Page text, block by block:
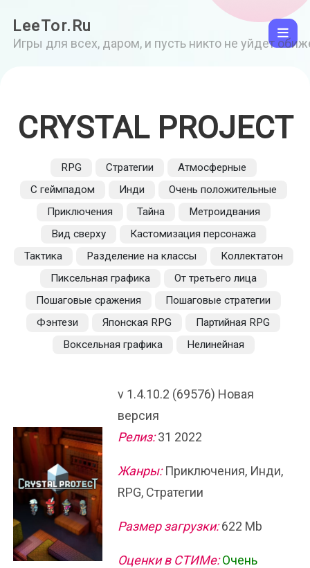
LeeTor.Ru
Игры для всех, даром, и пусть никто не уйдет
CRYSTAL PROJECT
RPG Стратегии
Атмосферные
С геймпадом
Инди
Очень положительные
Приключения
Тайна
Метроидвания
Вид сверху
Кастомизация персонажа
Тактика
Разделение на классы
Коллектатон
Пиксельная графика
От третьего лица
Пошаговые сражения
Пошаговые стратегии
Фэнтези
Японская RPG
Партийная RPG
Воксельная графика
Нелинейная
v 1.4.10.2 (69576) Новая
версия
Релиз:31 2022
Жанры:Приключения, Инди,
RPG, Стратегии
Размер загрузки:622 Mb
Оценки в СТИМе: Очень